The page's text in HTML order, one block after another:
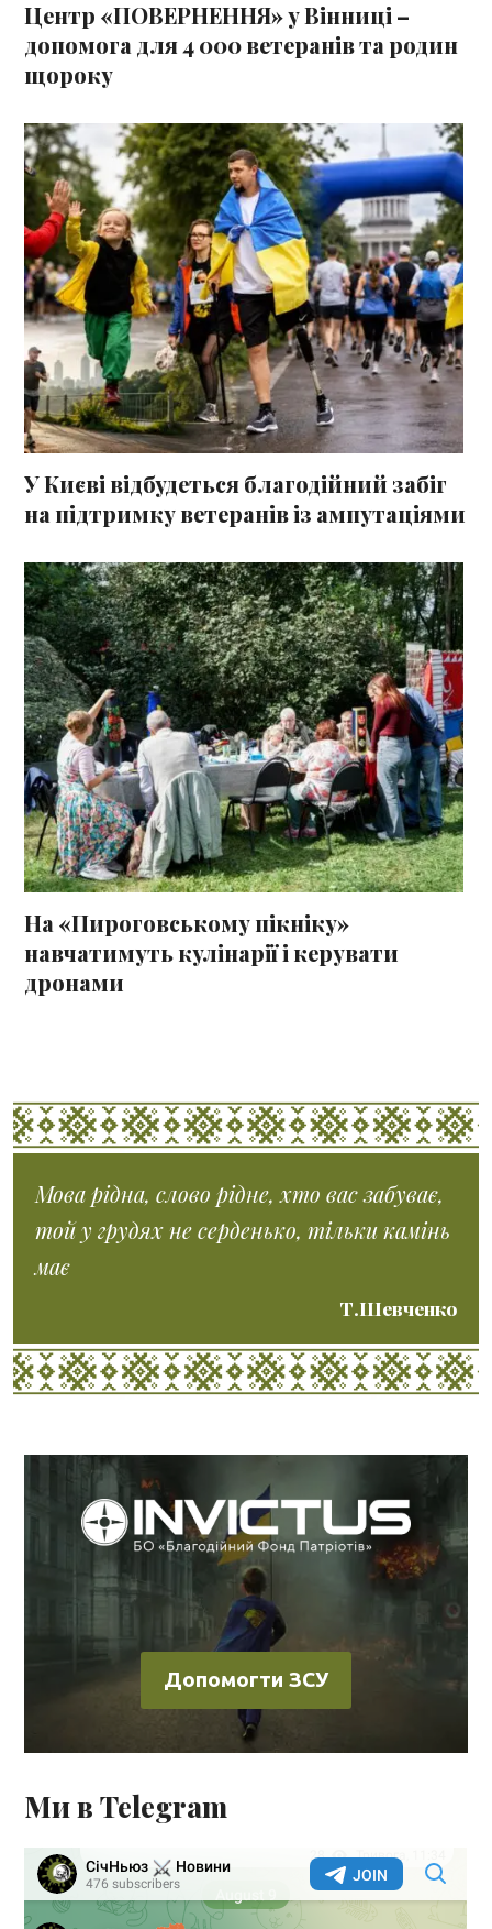
Центр «ПОВЕРНЕННЯ» у Вінниці –
допомога для 4 000 ветеранів та родин
щороку
У Києві відбудеться благодійний забіг
на підтримку ветеранів із ампутаціями
На «Пироговському пікніку»
навчатимуть кулінарії і керувати
дронами
Мова рідна, слово рідне, хто вас забуває,
той у грудях не серденько, тільки камінь
має
Т.Шевченко
Допомогти ЗСУ
Ми в Telegram